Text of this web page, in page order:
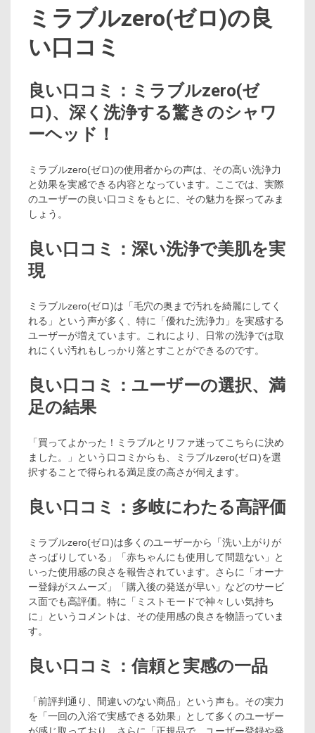
ミラブルzero(ゼロ)の良
い口コミ
良い口コミ：ミラブルzero(ゼ
ロ)、深く洗浄する驚きのシャワ
ーヘッド！
ミラブルzero(ゼロ)の使用者からの声は、その高い洗浄力
と効果を実感できる内容となっています。ここでは、実際
のユーザーの良い口コミをもとに、その魅力を探ってみま
しょう。
良い口コミ：深い洗浄で美肌を実
現
ミラブルzero(ゼロ)は「毛穴の奥まで汚れを綺麗にしてく
れる」という声が多く、特に「優れた洗浄力」を実感する
ユーザーが増えています。これにより、日常の洗浄では取
れにくい汚れもしっかり落とすことができるのです。
良い口コミ：ユーザーの選択、満
足の結果
「買ってよかった！ミラブルとリファ迷ってこちらに決め
ました。」という口コミからも、ミラブルzero(ゼロ)を選
択することで得られる満足度の高さが伺えます。
良い口コミ：多岐にわたる高評価
ミラブルzero(ゼロ)は多くのユーザーから「洗い上がりが
さっぱりしている」「赤ちゃんにも使用して問題ない」と
いった使用感の良さを報告されています。さらに「オーナ
ー登録がスムーズ」「購入後の発送が早い」などのサービ
ス面でも高評価。特に「ミストモードで神々しい気持ち
に」というコメントは、その使用感の良さを物語っていま
す。
良い口コミ：信頼と実感の一品
「前評判通り、間違いのない商品」という声も。その実力
を「一回の入浴で実感できる効果」として多くのユーザー